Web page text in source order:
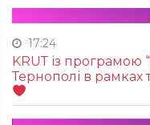
17:24
KRUТ із програмою
Тернополі в рамках